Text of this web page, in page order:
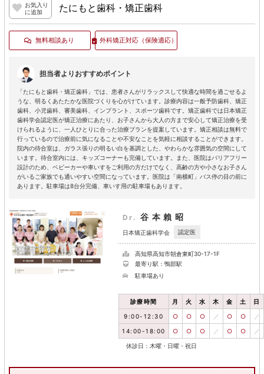
お気入り
に追加
たにもと歯科・矯正歯科
無料相談あり 外科矯正対応（保険適応）
担当者よりおすすめポイント
「たにもと歯科・矯正歯科」では、患者さんがリラックスして快適な時間を過ごせるよ
うな、明るくあたたかな医院づくりを心がけています。診療内容は一般予防歯科、矯正
歯科、小児歯科、審美歯科、インプラント、スポーツ歯科です。矯正歯科では日本矯正
歯科学会認定医が矯正治療にあたり、お子さんから大人の方まで安心して矯正治療を受
けられるように、一人ひとりに合った治療プランを提案しています。矯正相談は無料で
行っているので治療前に気になることや不安なことを気軽に相談することができます。
院内の待合室は、ガラス張りの明るい白を基調とした、やわらかな雰囲気の空間にして
います。待合室内には、キッズコーナーも完備しています。また、医院はバリアフリー
設計のため、ベビーカーや車いすをご利用の方だけでなく、高齢の方や小さなお子さん
がいるご家族でも通いやすい空間になっています。医院は「南横町」バス停の目の前に
あります。駐車場は8台分完備、車いす用の駐車場もあります。
Dr. 谷本賴昭
日本矯正歯科学会 認定医
高知県高知市朝倉東町30-17-1F
最寄り駅：鴨部駅
駐車場あり
診療時間 月 火 水 木 金 土 日
9:00-12:30 ○ ○ ○ ／ ○ ○ ／
14:00-18:00 ○ ○ ○ ／ ○ ○ ／
休診日：木曜・日曜・祝日